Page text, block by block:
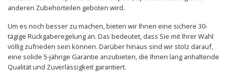
anderen Zubehörteilen geboten wird.
Um es noch besser zu machen, bieten wir Ihnen eine sichere 30-
tägige Rückgaberegelung an. Das bedeutet, dass Sie mit Ihrer Wahl
völlig zufrieden sein können. Darüber hinaus sind wir stolz darauf,
eine solide 5-jährige Garantie anzubieten, die Ihnen lang anhaltende
Qualität und Zuverlässigkeit garantiert.